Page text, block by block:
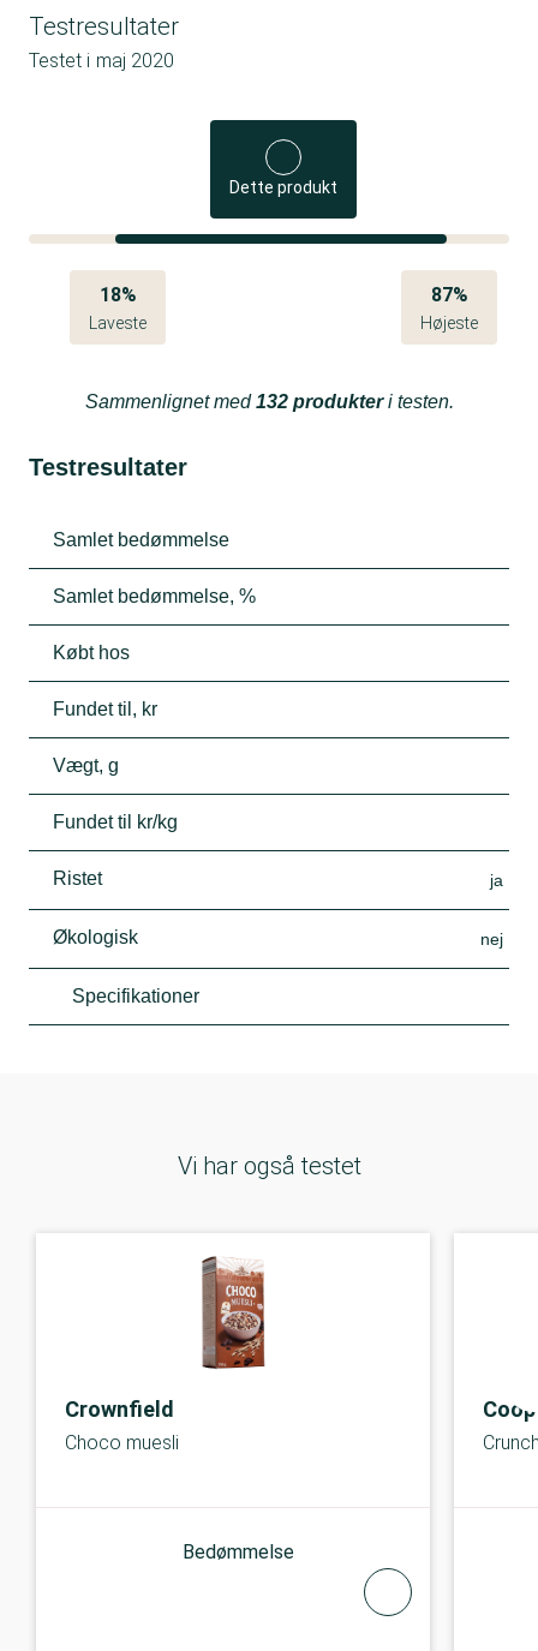
Testresultater
Testet i maj 2020
Dette produkt
18%
Laveste
87%
Højeste
Sammenlignet med132 produkteri testen.
Testresultater
Samlet bedømmelse
Samlet bedømmelse, %
Købt hos
Fundet til, kr
Vægt, g
Fundet til kr/kg
Ristet ja
Økologisk nej
Specifikationer
Vi har også testet
Crownfield
Choco muesli
Bedømmelse